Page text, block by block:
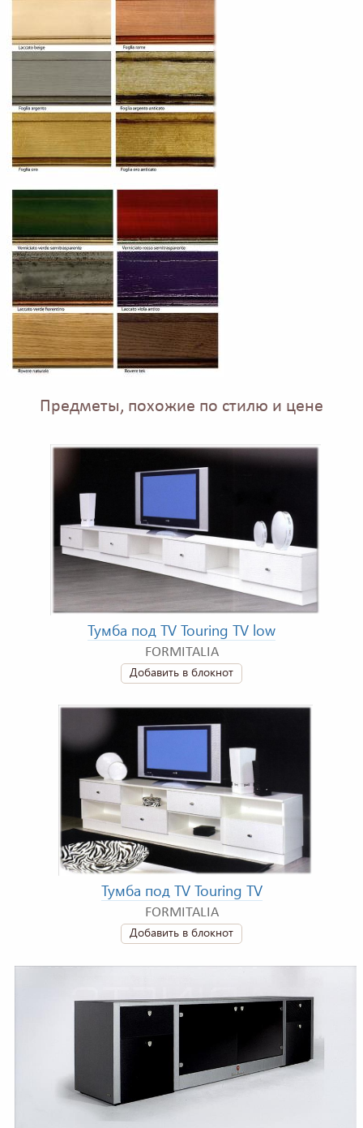
Предметы, похожие по стилю и цене
Тумба под TV Touring TV low
FORMITALIA
Добавить в блокнот
Тумба под TV Touring TV
FORMITALIA
Добавить в блокнот